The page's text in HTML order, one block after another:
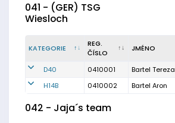
041 - (GER) TSG
Wiesloch
KATEGORIE
REG.
ČÍSLO
JMÉNO
D40 0410001
Bartel Tereza
H14B
0410002 Bartel Aron
042 - Jaja´s team